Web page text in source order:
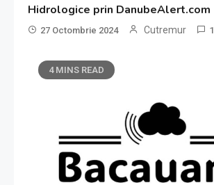
Hidrologice prin DanubeAlert.com
27 Octombrie 2024 Cutremur 1
4 MINS READ